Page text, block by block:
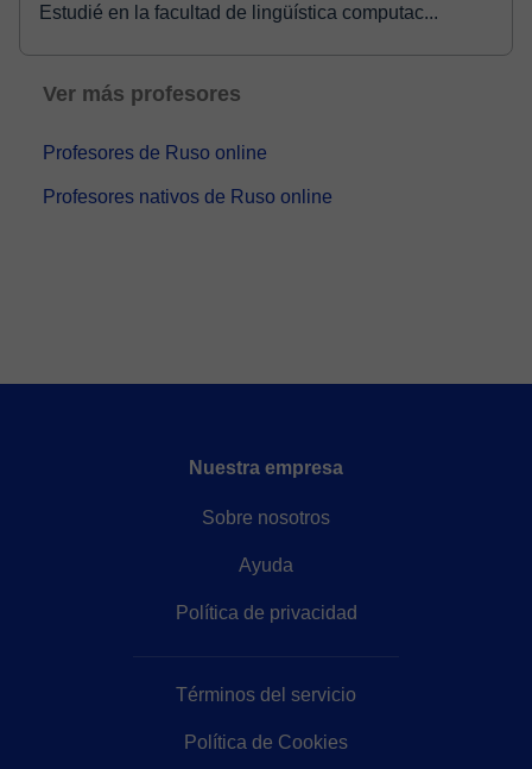
Estudié en la facultad de lingüística computac...
Ver más profesores
Profesores de Ruso online
Profesores nativos de Ruso online
Nuestra empresa
Sobre nosotros
Ayuda
Política de privacidad
Términos del servicio
Política de Cookies